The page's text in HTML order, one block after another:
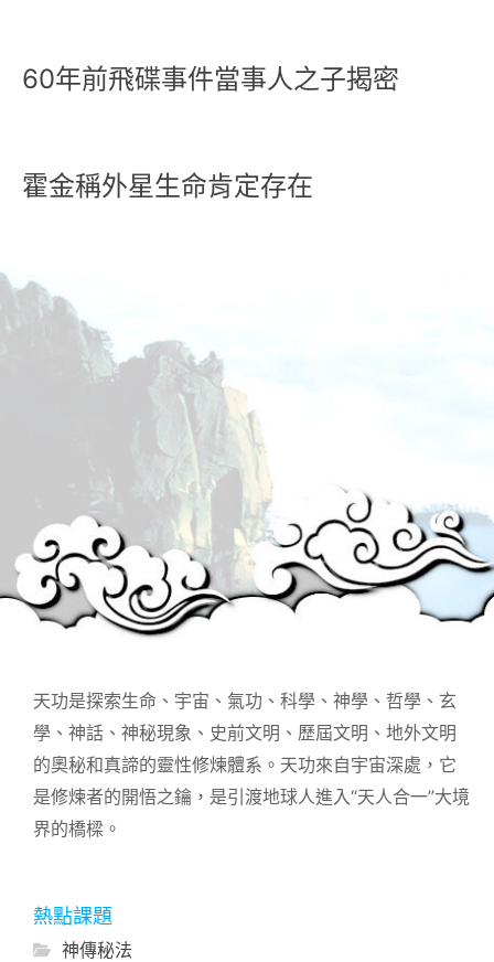
60年前飛碟事件當事人之子揭密
霍金稱外星生命肯定存在
天功是探索生命、宇宙、氣功、科學、神學、哲學、玄
學、神話、神秘現象、史前文明、歷屆文明、地外文明
的奧秘和真諦的靈性修煉體系。天功來自宇宙深處，它
是修煉者的開悟之鑰，是引渡地球人進入“天人合一”大境
界的橋樑。
熱點課題
神傳秘法